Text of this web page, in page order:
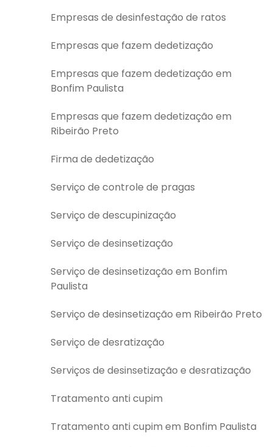
Empresas de desinfestação de ratos
Empresas que fazem dedetização
Empresas que fazem dedetização em
Bonfim Paulista
Empresas que fazem dedetização em
Ribeirão Preto
Firma de dedetização
Serviço de controle de pragas
Serviço de descupinização
Serviço de desinsetização
Serviço de desinsetização em Bonfim
Paulista
Serviço de desinsetização em Ribeirão Preto
Serviço de desratização
Serviços de desinsetização e desratização
Tratamento anti cupim
Tratamento anti cupim em Bonfim Paulista